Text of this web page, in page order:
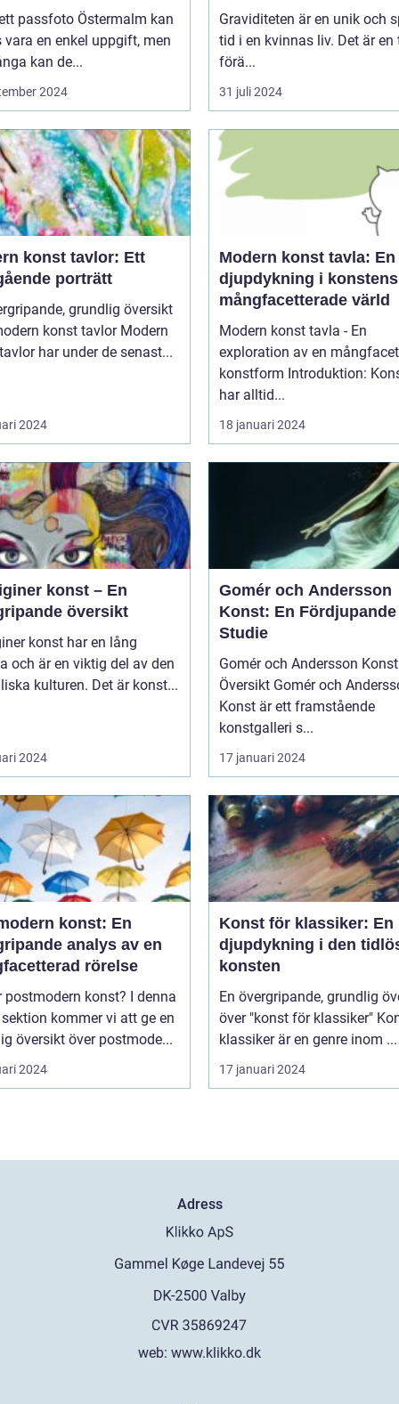
passfoto Östermalm kan
vara en enkel uppgift, men
kan de...
2024
Graviditeten är en unik och
tid i en kvinnas liv. Det är en
förä...
31 juli 2024
konst tavlor: Ett
porträtt
grundlig översikt
konst tavlor Modern
har under de senast...
2024
Modern konst tavla: En
djupdykning i konstens
mångfacetterade värld
Modern konst tavla - En
exploration av en
konstform Introduktion: Konsten
har alltid...
18 januari 2024
konst – En
översikt
konst har en lång
och är en viktig del av den
kulturen. Det är konst...
2024
Gomér och Andersson
Konst: En Fördjupande
Studie
Gomér och Andersson
Översikt Gomér och Andersson
Konst är ett framstående
konstgalleri s...
17 januari 2024
konst: En
analys av en
rörelse
konst? I denna
kommer vi att ge en
översikt över postmode...
2024
Konst för klassiker: En
djupdykning i den
konsten
En övergripande, grundlig
över "konst för klassiker" Konst för
klassiker är en genre inom ...
17 januari 2024
Adress
web: www.klikko.dk